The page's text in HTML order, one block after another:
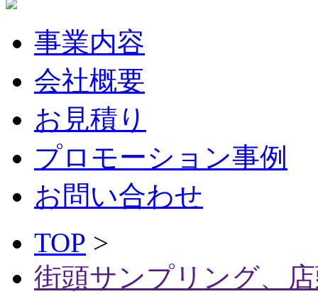
事業内容
会社概要
お見積り
プロモーション事例
お問い合わせ
TOP >
街頭サンプリング、